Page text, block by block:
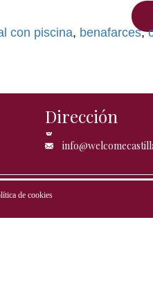
con piscina, benafarces,
Dirección
de cookies